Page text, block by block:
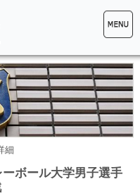
細
ボール大学男子選手